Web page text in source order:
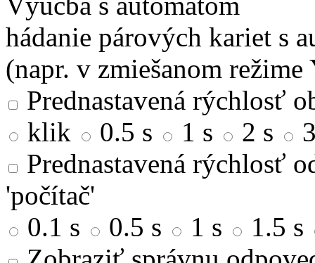
hádanie párových kariet s
(napr. v zmiešanom režime
Prednastavená rýchlosť
klik
0.5 s 1 s 2 s
Prednastavená rýchlosť
'počítač'
0.1 s
0.5 s 1 s
1.5 s